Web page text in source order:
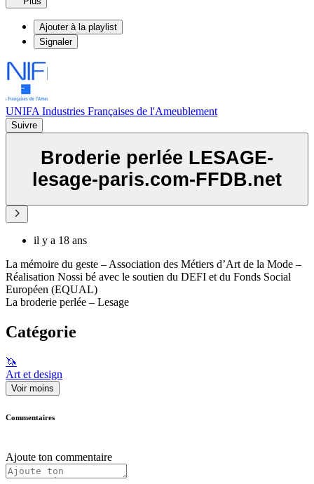
Ajouter à la playlist
Signaler
UNIFA Industries Françaises de l'Ameublement
Suivre
Broderie perlée LESAGE-
lesage-paris.com-FFDB.net
il y a 18 ans
La mémoire du geste – Association des Métiers d’Art de la Mode –
Réalisation Nossi bé avec le soutien du DEFI et du Fonds Social
Européen (EQUAL)
La broderie perlée – Lesage
Catégorie
🦄
Art et design
Voir moins
Commentaires
Ajoute ton commentaire